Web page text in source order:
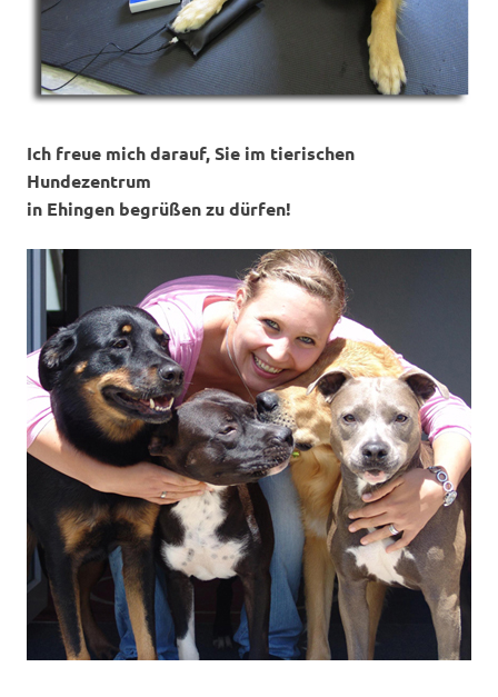
Ich freue mich darauf, Sie im tierischen
Hundezentrum
in Ehingen begrüßen zu dürfen!